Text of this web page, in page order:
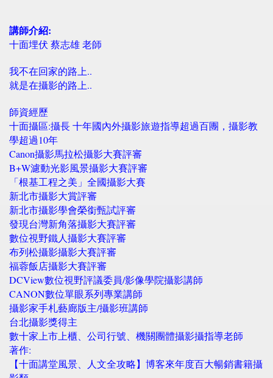
講師介紹:
十面埋伏 蔡志雄 老師
我不在回家的路上..
就是在攝影的路上..
師資經歷
十面攝區:攝長 十年國內外攝影旅遊指導超過百團，攝影教
學超過10年
Canon攝影馬拉松攝影大賽評審
B+W濾動光影風景攝影大賽評審
「根基工程之美」全國攝影大賽
新北市攝影大賞評審
新北市攝影學會榮銜甄試評審
發現台灣新角落攝影大賽評審
數位視野鐵人攝影大賽評審
布列松攝影攝影大賽評審
福蓉飯店攝影大賽評審
DCView數位視野評議委員/影像學院攝影講師
CANON數位單眼系列專業講師
攝影家手札藝廊版主/攝影班講師
台北攝影獎得主
數十家上市上櫃、公司行號、機關團體攝影攝指導老師
著作:
【十面講堂風景、人文全攻略】博客來年度百大暢銷書籍攝